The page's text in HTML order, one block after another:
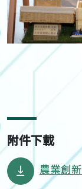
附件下載
農業創